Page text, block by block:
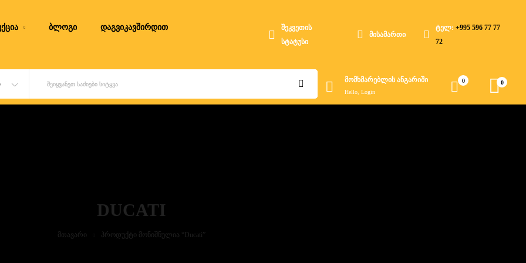
ბლოგი
დაგვიკავშირდით
შეკვეთის
სტატუსი
მისამართი
ტელ: +995 596 77 77
72
ᲨᲔᲘᲧᲕᲐᲜᲔᲗ ᲡᲐᲫᲘᲔᲑᲘ ᲡᲘᲢᲧᲕᲐ
მომხმარებლის ანგარიში
Hello, Login
0 0
DUCATI
მთავარი პროდუქტი მონიშნულია “Ducati”